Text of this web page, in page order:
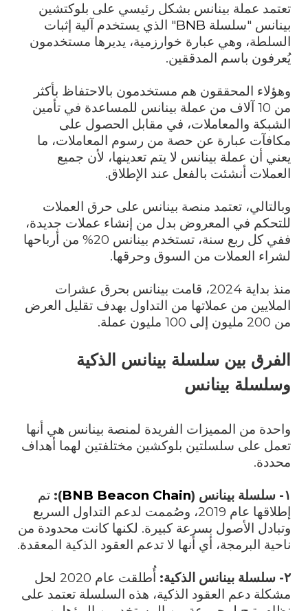
تعتمد عملة بينانس بشكل رئيسي على بلوكتشين
بينانس "سلسلة BNB" الذي يستخدم آلية إثبات
السلطة، وهي عبارة خوارزمية، يديرها مستخدمون
يُعرفون باسم المدققين.
وهؤلاء المحققون هم مستخدمون بالاحتفاظ بأكثر
من 10 آلاف من عملة بينانس للمساعدة في تأمين
الشبكة والمعاملات، في مقابل الحصول على
مكافآت عبارة عن حصة من رسوم المعاملات، ما
يعني أن عملة بينانس لا يتم تعدينها، لأن جميع
العملات أنشئت بالفعل عند الإطلاق.
وبالتالي، تعتمد منصة بينانس على حرق العملات
للتحكم في المعروض بدل من إنشاء عملات جديدة،
ففي كل ربع سنة، تستخدم بينانس 20% من أرباحها
لشراء العملات من السوق وحرقها.
منذ بداية 2024، قامت بينانس بحرق عشرات
الملايين من عملاتها من التداول بهدف تقليل العرض
من 200 مليون إلى 100 مليون عملة.
الفرق بين سلسلة بينانس الذكية
وسلسلة بينانس
واحدة من المميزات الفريدة لمنصة بينانس هي أنها
تعمل على سلسلتين بلوكشين مختلفتين لهما أهداف
محددة.
١- سلسلة بينانس ( BNB Beacon Chain
): تم
إطلاقها عام 2019، وصُممت لدعم التداول السريع
وتبادل الأصول بسرعة كبيرة. لكنها كانت محدودة من
ناحية البرمجة، أي أنها لا تدعم العقود الذكية المعقدة.
٢- سلسلة بينانس الذكية:
أُطلقت عام 2020 لحل
مشكلة دعم العقود الذكية، هذه السلسلة تعتمد على